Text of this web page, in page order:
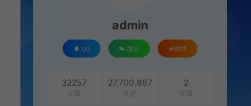
admin
QQ 微信 微博
32257
文章
27,700,867
浏览
2
收藏